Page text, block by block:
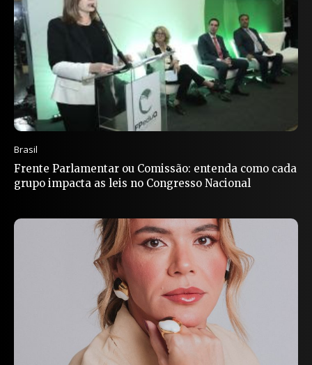
Brasil
Frente Parlamentar ou Comissão: entenda como cada
grupo impacta as leis no Congresso Nacional